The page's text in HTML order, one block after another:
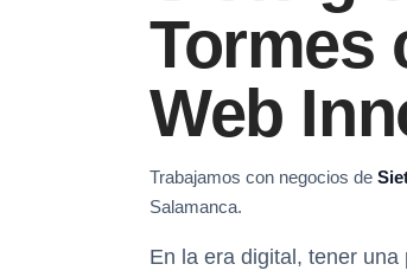
Tormes
Web
Trabajamos con negocios de
Salamanca.
En la era digital, tener